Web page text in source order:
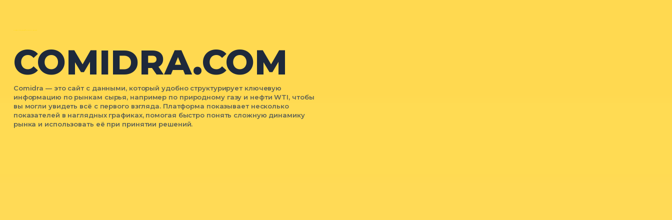
COMIDRA.COM
Comidra — это сайт с данными, который удобно структурирует ключевую
информацию по рынкам сырья, например по природному газу и нефти WTI, чтобы
вы могли увидеть всё с первого взгляда. Платформа показывает несколько
показателей в наглядных графиках, помогая быстро понять сложную динамику
рынка и использовать её при принятии решений.